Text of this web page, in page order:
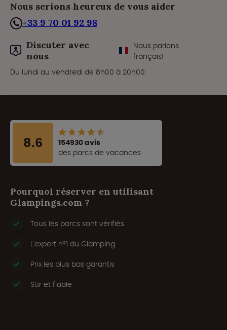
Nous serions heureux de vous aider
+33 9 70 01 92 98
Discuter avec
nous
Nous parlons
français!
Du lundi au vendredi de 8h00 à 20h00.
8.6
154930 avis
des parcs de vacances
Pourquoi réserver en utilisant
Glampings.com ?
Tous les parcs sont vérifiés
L'expert n°1 du Glamping
Prix les plus bas garantis
Sûr et fiable